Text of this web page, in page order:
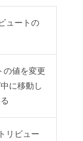
ュートの
の値を変更
に移動し
リビュー